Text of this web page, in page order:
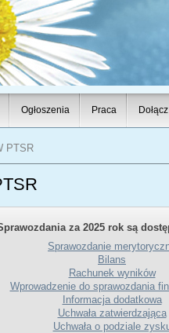
Ogłoszenia Praca
PTSR
za 2025 rok są
Sprawozdanie
Bilans
Rachunek wyników
Wprowadzenie do sprawozdania
Informacja dodatkowa
Uchwała zatwierdzająca
Uchwała o podziale